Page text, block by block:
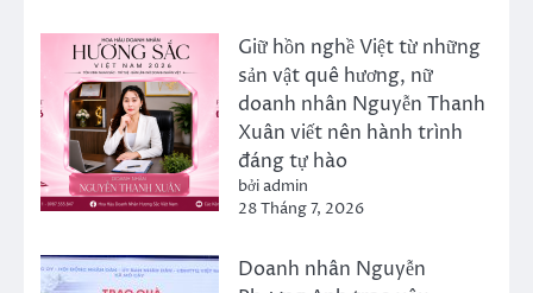
Giữ hồn nghề Việt từ những
sản vật quê hương, nữ
doanh nhân Nguyễn Thanh
Xuân viết nên hành trình
đáng tự hào
bởi admin
28 Tháng 7, 2026
Doanh nhân Nguyễn